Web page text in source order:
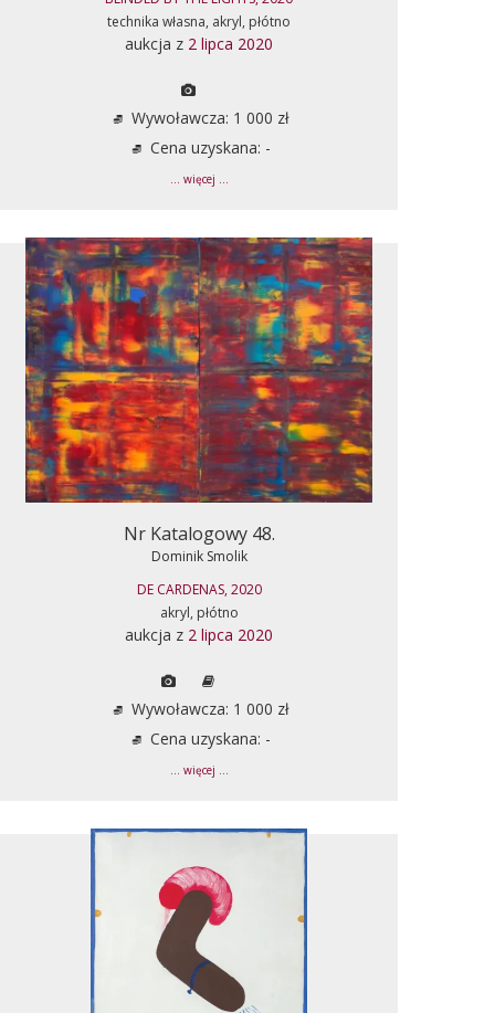
technika własna, akryl, płótno
aukcja z 2 lipca 2020
Wywoławcza: 1 000 zł
Cena uzyskana: -
... więcej ...
Nr Katalogowy 48.
Dominik Smolik
DE CARDENAS, 2020
akryl, płótno
aukcja z 2 lipca 2020
Wywoławcza: 1 000 zł
Cena uzyskana: -
... więcej ...